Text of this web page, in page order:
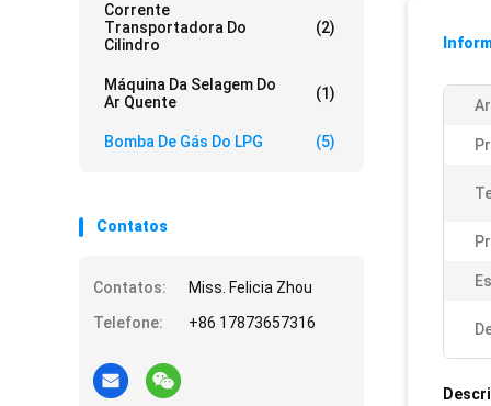
Corrente
Transportadora Do
Cilindro
(2)
Máquina Da Selagem Do
Ar Quente
(1)
Bomba De Gás Do LPG (5)
Contatos
Contatos:
Miss. Felicia Zhou
Telefone:
+86 17873657316